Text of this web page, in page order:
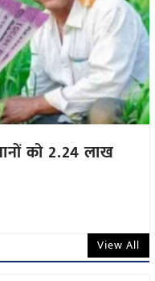
को 2.24 लाख
View All